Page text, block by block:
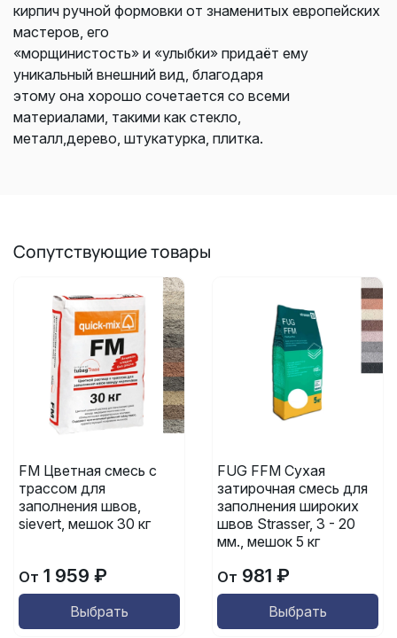
кирпич ручной формовки от знаменитых европейских
мастеров, его
«морщинистость» и «улыбки» придаёт ему
уникальный внешний вид, благодаря
этому она хорошо сочетается со всеми
материалами, такими как стекло,
металл,дерево, штукатурка, плитка.
Сопутствующие товары
FM Цветная смесь с
трассом для
заполнения швов,
sievert, мешок 30 кг
От 1 959 ₽
Выбрать
FUG FFM Сухая
затирочная смесь для
заполнения широких
швов Strasser, 3 - 20
мм., мешок 5 кг
От 981 ₽
Выбрать